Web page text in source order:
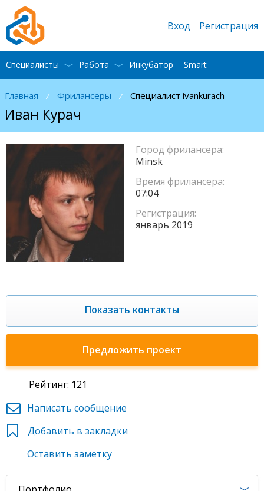
Главная / Фрилансеры / Специалист ivankurach
Иван Курач
Город фрилансера:
Minsk
Время фрилансера:
07:04
Регистрация:
январь 2019
Показать контакты
Предложить проект
Рейтинг: 121
Написать сообщение
Добавить в закладки
Оставить заметку
Вход Регистрация
Специалисты Работа Инкубатор Smart